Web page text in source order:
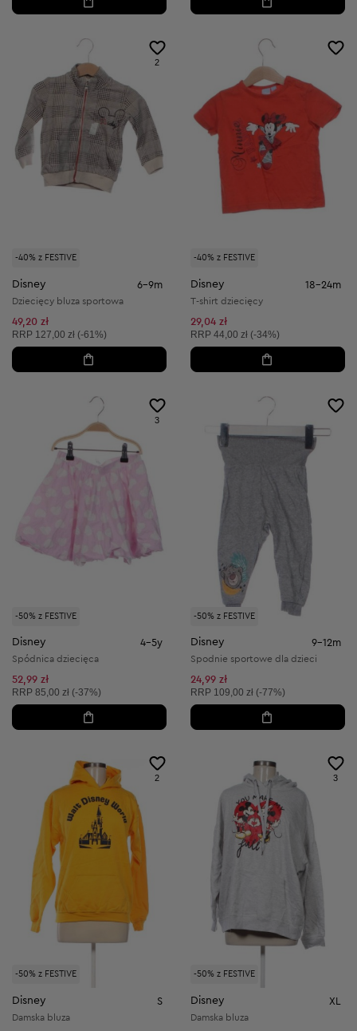
-40% z FESTIVE
2
Disney 6-9m
Dziecięcy bluza sportowa
49,20 zł
Cena sugerowana:
RRP 127,00 zł (-61%)
-40% z FESTIVE
Disney 18-24m
T-shirt dziecięcy
29,04 zł
Cena sugerowana:
RRP 44,00 zł (-34%)
-50% z FESTIVE
3
Disney 4-5y
Spódnica dziecięca
52,99 zł
Cena sugerowana:
RRP 85,00 zł (-37%)
-50% z FESTIVE
Disney 9-12m
Spodnie sportowe dla dzieci
24,99 zł
Cena sugerowana:
RRP 109,00 zł (-77%)
-50% z FESTIVE
2
Disney S
Damska bluza
-50% z FESTIVE
3
Disney XL
Damska bluza